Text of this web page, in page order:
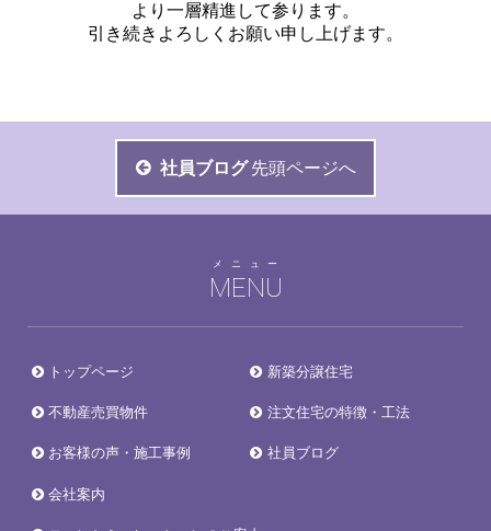
より一層精進して参ります。
引き続きよろしくお願い申し上げます。
社員ブログ 先頭ページへ
MENU
メニュー
トップページ 新築分譲住宅
不動産売買物件 注文住宅の特徴・工法
お客様の声・施工事例 社員ブログ
会社案内